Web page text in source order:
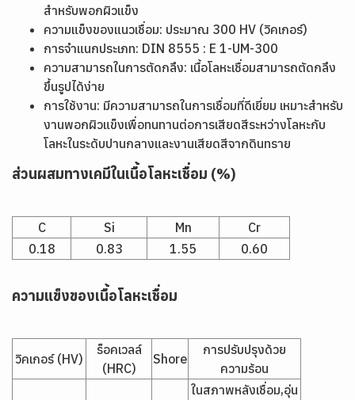
สำหรับพอกผิวแข็ง
ความแข็งของแนวเชื่อม: ประมาณ 300 HV (วิคเกอร์)
การจำแนกประเภท: DIN 8555 : E 1-UM-300
ความสามารถในการตัดกลึง: เนื้อโลหะเชื่อมสามารถตัดกลึง
ขึ้นรูปได้ง่าย
การใช้งาน: มีความสามารถในการเชื่อมที่ดีเยี่ยม เหมาะสำหรับ
งานพอกผิวแข็งเพื่อทนทานต่อการเสียดสีระหว่างโลหะกับ
โลหะในระดับปานกลางและงานเสียดสีจากดินทราย
ส่วนผสมทางเคมีในเนื้อโลหะเชื่อม (%)
C Si Mn
Cr
0.18
0.83 1.55 0.60
ความแข็งของเนื้อโลหะเชื่อม
วิคเกอร์ (HV)
ร็อคเวลล์
(HRC)
Shore
การปรับปรุงด้วย
ความร้อน
ในสภาพหลังเชื่อม,อุ่น